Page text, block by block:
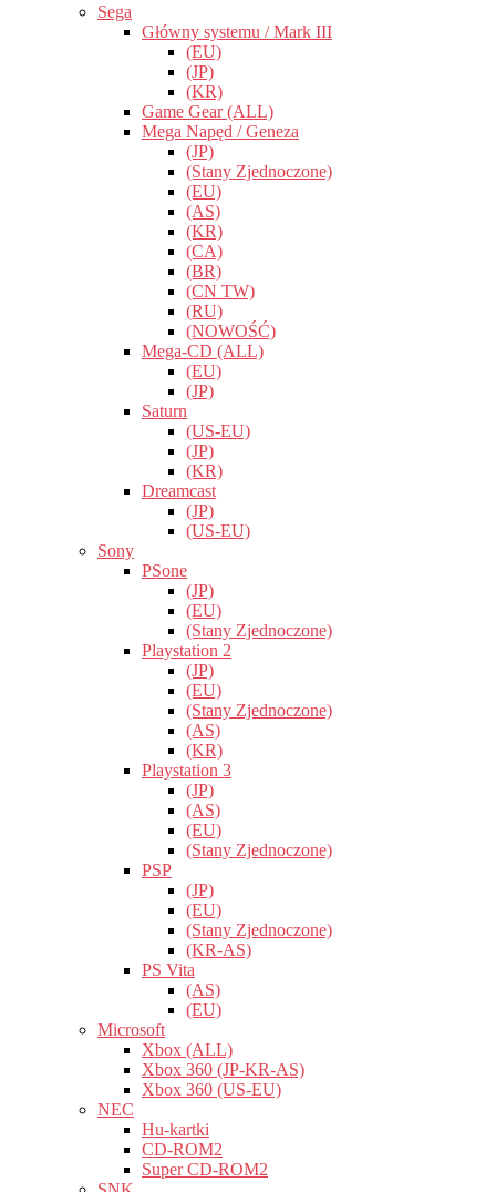
Sega
Główny systemu / Mark III
(EU)
(JP)
(KR)
Game Gear (ALL)
Mega Napęd / Geneza
(JP)
(Stany Zjednoczone)
(EU)
(AS)
(KR)
(CA)
(BR)
(CN TW)
(RU)
(NOWOŚĆ)
Mega-CD (ALL)
(EU)
(JP)
Saturn
(US-EU)
(JP)
(KR)
Dreamcast
(JP)
(US-EU)
Sony
PSone
(JP)
(EU)
(Stany Zjednoczone)
Playstation 2
(JP)
(EU)
(Stany Zjednoczone)
(AS)
(KR)
Playstation 3
(JP)
(AS)
(EU)
(Stany Zjednoczone)
PSP
(JP)
(EU)
(Stany Zjednoczone)
(KR-AS)
PS Vita
(AS)
(EU)
Microsoft
Xbox (ALL)
Xbox 360 (JP-KR-AS)
Xbox 360 (US-EU)
NEC
Hu-kartki
CD-ROM2
Super CD-ROM2